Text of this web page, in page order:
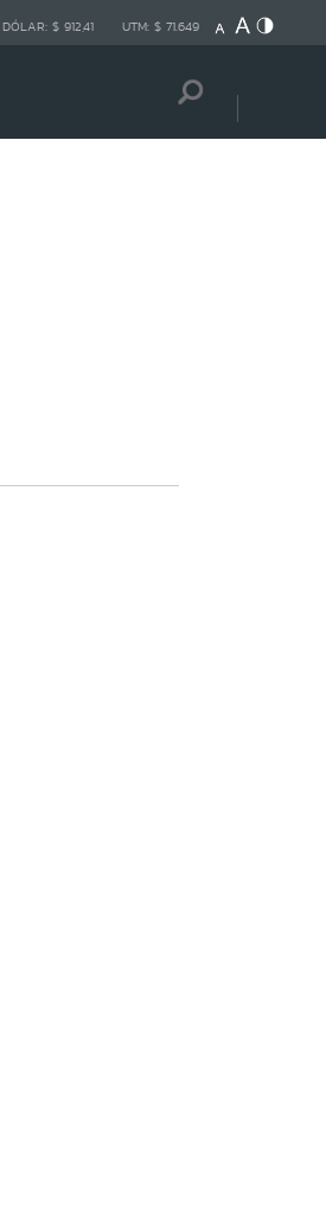
DÓLAR: $ 912,41 UTM: $ 71.649